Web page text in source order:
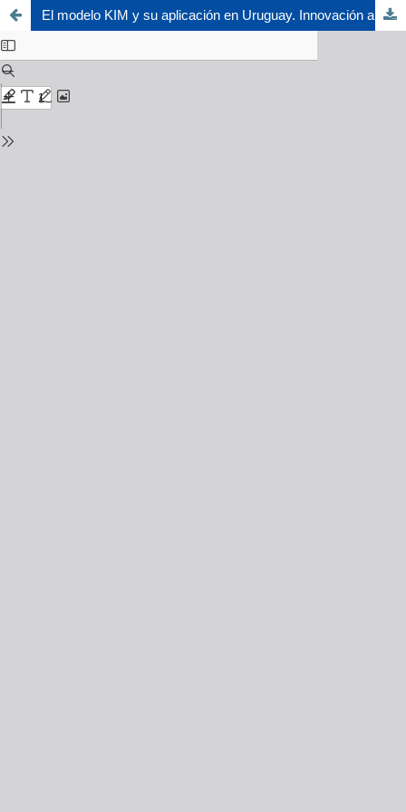
El modelo KIM y su aplicación en Uruguay. Innovación abierta y transferencia de tecnología: los mercados globales y la lógica de las relaciones colaborativas